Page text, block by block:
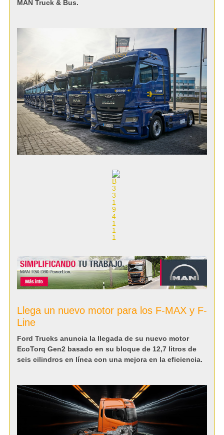
MAN Truck & Bus.
Llega un nuevo motor para los F-MAX y F-
Line
Ford Trucks anuncia la llegada de su nuevo motor
EcoTorq Gen2 basado en su bloque de 12,7 litros de
seis cilindros en línea con una mejora en la eficiencia.